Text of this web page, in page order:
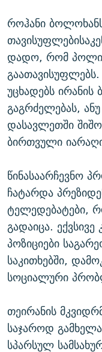
როჰანი
დადო, რომ
უცხადებს
გაგრძელებას,
დასავლეთში
ბირთვული
წინასაარჩევნო
ჩატარდა
ტელედებატები,
გადაიცა.
პოზიციები
საკითხებში,
სოციალური
თეირანის
საჯაროდ
სპარსულ